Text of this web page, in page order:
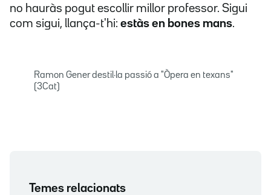
no hauràs pogut escollir millor professor. Sigui
com sigui, llança-t'hi: estàs en bones mans.
Ramon Gener destil·la passió a "Òpera en texans"
(3Cat)
Temes relacionats